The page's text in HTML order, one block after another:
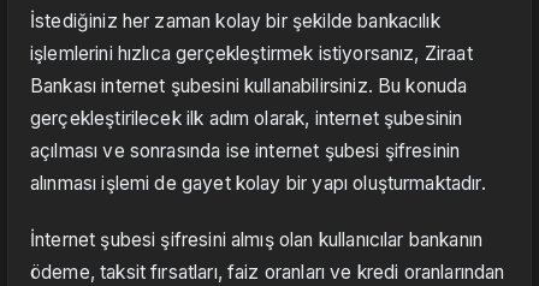
İstediğiniz her zaman kolay bir şekilde bankacılık
işlemlerini hızlıca gerçekleştirmek istiyorsanız, Ziraat
Bankası internet şubesini kullanabilirsiniz. Bu konuda
gerçekleştirilecek ilk adım olarak, internet şubesinin
açılması ve sonrasında ise internet şubesi şifresinin
alınması işlemi de gayet kolay bir yapı oluşturmaktadır.
İnternet şubesi şifresini almış olan kullanıcılar bankanın
ödeme, taksit fırsatları, faiz oranları ve kredi oranlarından